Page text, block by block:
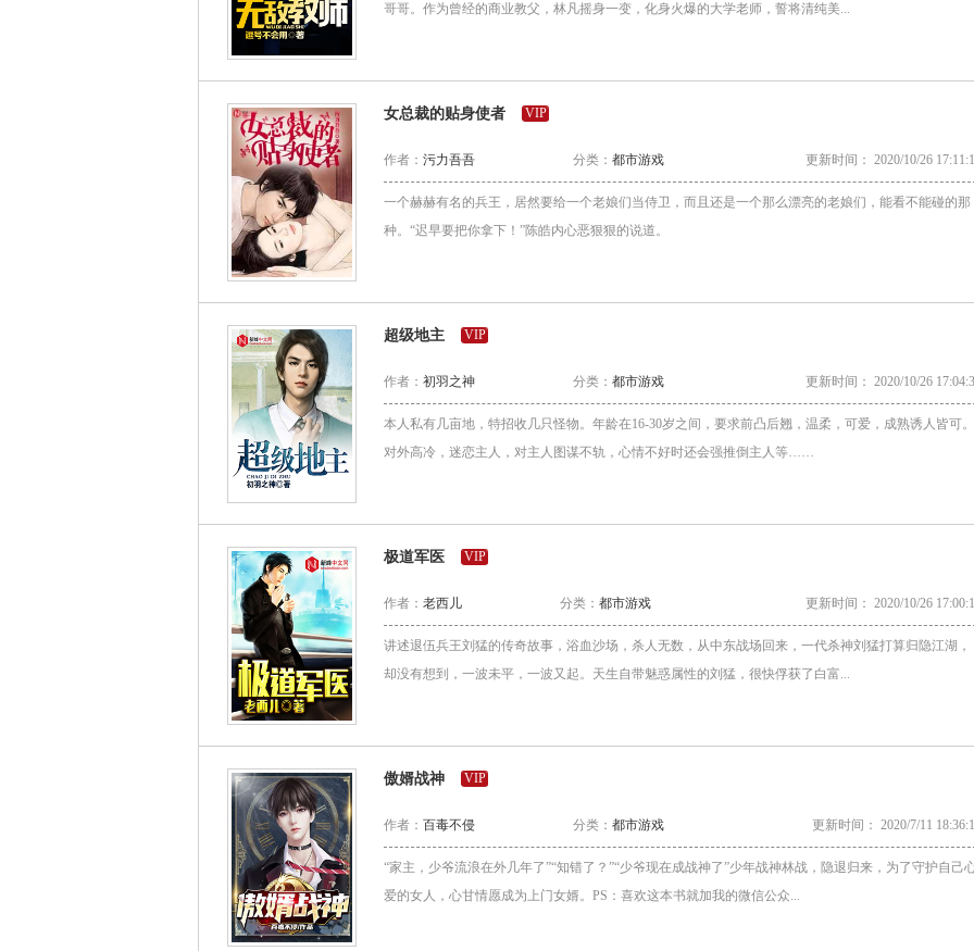
哥哥。作为曾经的商业教父，林凡摇身一变，化身火爆的大学老师，誓将清纯美...
女总裁的贴身使者 VIP
作者： 污力吾吾 分类： 都市游戏 更新时间： 2020/10/26
一个赫赫有名的兵王，居然要给一个老娘们当侍卫，而且还是一个那么漂亮的老娘们，能看不能碰的那
种。“迟早要把你拿下！”陈皓内心恶狠狠的说道。
超级地主 VIP
作者： 初羽之神 分类： 都市游戏 更新时间： 2020/10/26
本人私有几亩地，特招收几只怪物。年龄在16-30岁之间，要求前凸后翘，温柔，可爱，成熟诱人皆可。
对外高冷，迷恋主人，对主人图谋不轨，心情不好时还会强推倒主人等……
极道军医 VIP
作者： 老西儿 分类： 都市游戏 更新时间： 2020/10/26
讲述退伍兵王刘猛的传奇故事，浴血沙场，杀人无数，从中东战场回来，一代杀神刘猛打算归隐江湖，
却没有想到，一波未平，一波又起。天生自带魅惑属性的刘猛，很快俘获了白富...
傲婿战神 VIP
作者： 百毒不侵 分类： 都市游戏 更新时间： 2020/7/11
“家主，少爷流浪在外几年了”“知错了？”“少爷现在成战神了”少年战神林战，隐退归来，为了守护自己
爱的女人，心甘情愿成为上门女婿。PS：喜欢这本书就加我的微信公众...